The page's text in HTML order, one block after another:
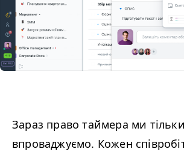
Зараз право таймера ми тільки
впроваджуємо. Кожен